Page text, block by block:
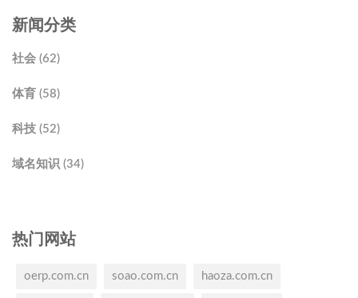
新闻分类
社会 (62)
体育 (58)
科技 (52)
域名知识 (34)
热门网站
oerp.com.cn soao.com.cn haoza.com.cn